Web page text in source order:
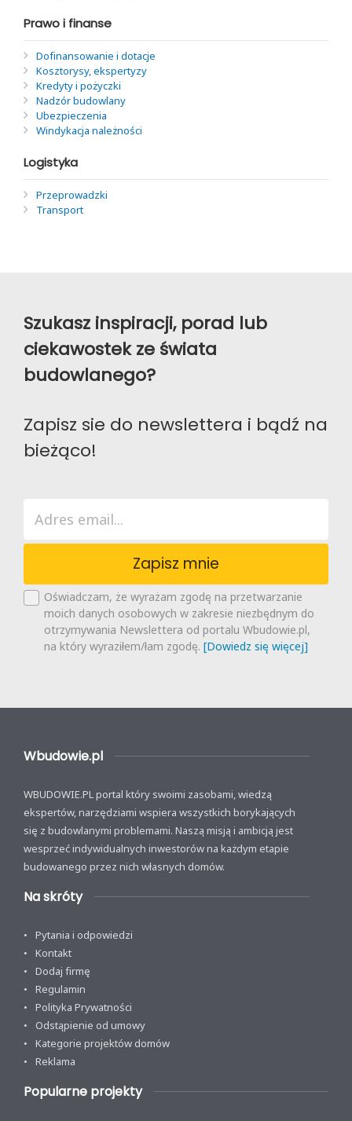
Prawo i finanse
Dofinansowanie i dotacje
Kosztorysy, ekspertyzy
Kredyty i pożyczki
Nadzór budowlany
Ubezpieczenia
Windykacja należności
Logistyka
Przeprowadzki
Transport
Szukasz inspiracji, porad lub
ciekawostek ze świata
budowlanego?
Zapisz sie do newslettera i bądź na
bieżąco!
Zapisz mnie
Oświadczam, że wyrażam zgodę na przetwarzanie
moich danych osobowych w zakresie niezbędnym do
otrzymywania Newslettera od portalu Wbudowie.pl,
na który wyraziłem/łam zgodę. [Dowiedz się więcej]
Wbudowie.pl
WBUDOWIE.PL portal który swoimi zasobami, wiedzą
ekspertów, narzędziami wspiera wszystkich borykających
się z budowlanymi problemami. Naszą misją i ambicją jest
wesprzeć indywidualnych inwestorów na każdym etapie
budowanego przez nich własnych domów.
Na skróty
Pytania i odpowiedzi
Kontakt
Dodaj firmę
Regulamin
Polityka Prywatności
Odstąpienie od umowy
Kategorie projektów domów
Reklama
Popularne projekty